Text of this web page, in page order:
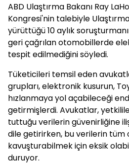
ABD Ulaştırma Bakanı Ray
Kongresi'nin talebiyle Ulaştırma
yürüttüğü 10 aylık
geri çağrılan otomobillerde
tespit edilmediğini söyledi.
Tüketicileri temsil eden
grupları, elektronik kusurun,
hızlanmaya yol açabileceği
getirmişlerdi. Avukatlar,
tuttuğu verilerin güvenirliğine
dile getirirken, bu verilerin tüm
kavuşturabilmek için eksik
duruyor.